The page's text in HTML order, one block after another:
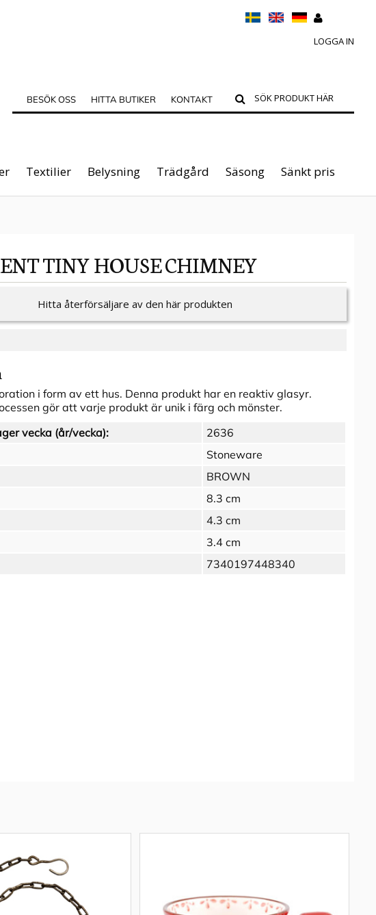
LOGGA IN
BESÖK OSS HITTA BUTIKER KONTAKT
Textilier Belysning Trädgård Säsong Sänkt pris
TINY HOUSE CHIMNEY
Hitta återförsäljare av den här produkten
i form av ett hus. Denna produkt har en reaktiv glasyr.
gör att varje produkt är unik i färg och mönster.
vecka (år/vecka):
2636
Stoneware
BROWN
8.3 cm
4.3 cm
3.4 cm
7340197448340